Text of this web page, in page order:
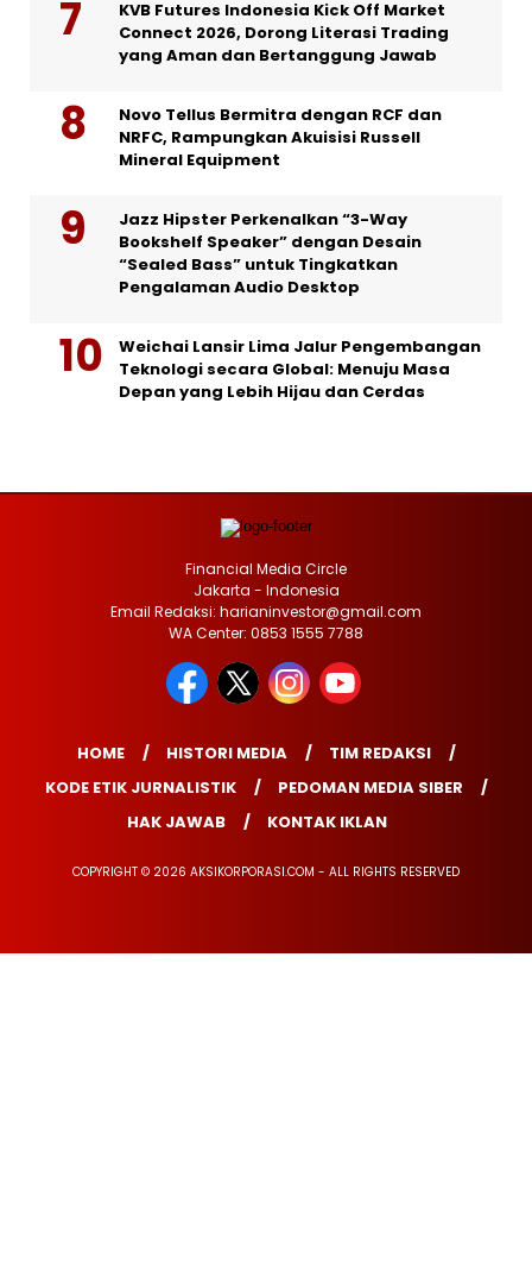
KVB Futures Indonesia Kick Off Market
Connect 2026, Dorong Literasi Trading
yang Aman dan Bertanggung Jawab
Novo Tellus Bermitra dengan RCF dan
NRFC, Rampungkan Akuisisi Russell
Mineral Equipment
Jazz Hipster Perkenalkan “3-Way
Bookshelf Speaker” dengan Desain
“Sealed Bass” untuk Tingkatkan
Pengalaman Audio Desktop
Weichai Lansir Lima Jalur Pengembangan
Teknologi secara Global: Menuju Masa
Depan yang Lebih Hijau dan Cerdas
Financial Media Circle
Jakarta - Indonesia
Email Redaksi: harianinvestor@gmail.com
WA Center: 0853 1555 7788
HOME HISTORI MEDIA
TIM REDAKSI
KODE ETIK JURNALISTIK
PEDOMAN MEDIA SIBER
HAK JAWAB
KONTAK IKLAN
COPYRIGHT © 2026 AKSIKORPORASI.COM - ALL RIGHTS RESERVED